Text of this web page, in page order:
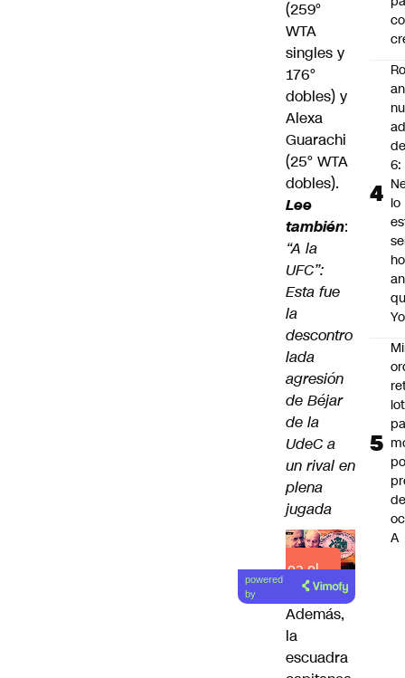
(259°
WTA
singles y
176°
dobles) y
Alexa
Guarachi
(25° WTA
dobles).
Lee
también:
“A la
UFC”:
Esta fue
la
descontro
lada
agresión
de Béjar
de la
UdeC a
un rival en
plena
jugada
Lea el
artículo
powered
by
Además,
la
escuadra
6:
lo
de
A